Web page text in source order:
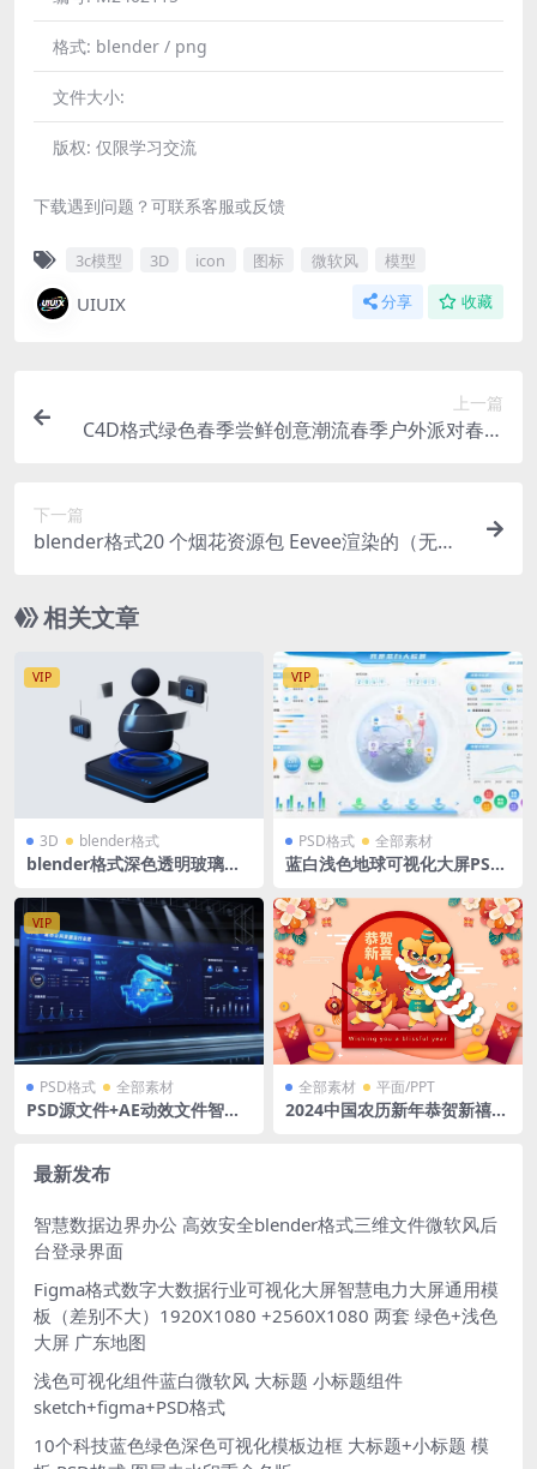
格式: blender / png
文件大小:
版权: 仅限学习交流
下载遇到问题？可联系客服或反馈
3c模型 3D icon 图标 微软风 模型
UIUIX 分享 收藏
上一篇
C4D格式绿色春季尝鲜创意潮流春季户外派对春季
下一篇
blender格式20 个烟花资源包 Eevee渲染的（无需
相关文章
VIP
3D blender格式
blender格式深色透明玻璃深
个人中心客户服务
VIP
PSD格式 全部素材
蓝白浅色地球可视化大屏PSD
VIP
PSD格式 全部素材
PSD源文件+AE动效文件智慧
全部素材 平面/PPT
2024中国农历新年恭贺新禧舞
最新发布
智慧数据边界办公 高效安全blender格式三维文件微软风后
台登录界面
Figma格式数字大数据行业可视化大屏智慧电力大屏通用模
板（差别不大）1920X1080 +2560X1080 两套 绿色+浅色
大屏 广东地图
浅色可视化组件蓝白微软风 大标题 小标题组件
sketch+figma+PSD格式
10个科技蓝色绿色深色可视化模板边框 大标题+小标题 模